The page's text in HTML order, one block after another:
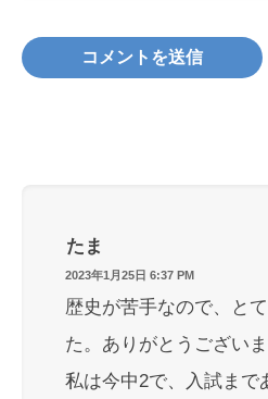
たま
2023年1月25日 6:37 PM
歴史が苦手なので、と
た。ありがとうございま
私は今中2で、入試まで